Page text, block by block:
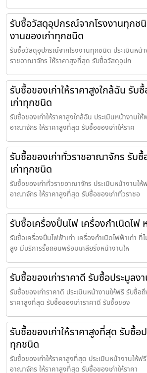
รับซื้อวัสดุอุปกรณ์จากโรงงานทุกช
งานของเก่าทุกชนิด
รับซื้อวัสดุอุปกรณ์จากโรงงานทุกชนิด ประเมินหน้
ราชอาณาจักร ให้ราคาสูงที่สุด รับซื้อวัสดุอุปก
รับซื้อของเก่าให้ราคาสูงใกล้ฉัน รับ
เก่าทุกชนิด
รับซื้อของเก่าให้ราคาสูงใกล้ฉัน ประเมินหน้างานใ
อาณาจักร ให้ราคาสูงที่สุด รับซื้อของเก่าให้ราค
รับซื้อของเก่าทั่วราชอาณาจักร รับ
เก่าทุกชนิด
รับซื้อของเก่าทั่วราชอาณาจักร ประเมินหน้างานใ
อาณาจักร ให้ราคาสูงที่สุด รับซื้อของเก่าทั่วราชอ
รับซื้อเครื่องปั่นไฟ เครื่องกำเนิดไ
รับซื้อเครื่องปั่นไฟฟ้าเก่า เครื่องกำเนิดไฟฟ้าเก่า ที่
สูง มีบริการรื้อถอนพร้อมเคลียริ่งหน้างานให
รับซื้อของเก่าราคาดี รับซื้อประมูลง
รับซื้อของเก่าราคาดี ประเมินหน้างานให้ฟรี รับซื้อ
ราคาสูงที่สุด รับซื้อของเก่าราคาดี รับซื้อของ
รับซื้อของเก่าให้ราคาสูงที่สุด รับซื้อ
ทุกชนิด
รับซื้อของเก่าให้ราคาสูงที่สุด ประเมินหน้างานให้
อาณาจักร ให้ราคาสูงที่สุด รับซื้อของเก่าให้ราคา